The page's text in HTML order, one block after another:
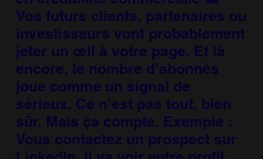
Vos futurs clients, partenaires ou
investisseurs vont probablement
jeter un œil à votre page. Et là
encore, le nombre d’abonnés
joue comme un signal de
sérieux. Ce n’est pas tout, bien
sûr. Mais ça compte. Exemple :
Vous contactez un prospect sur